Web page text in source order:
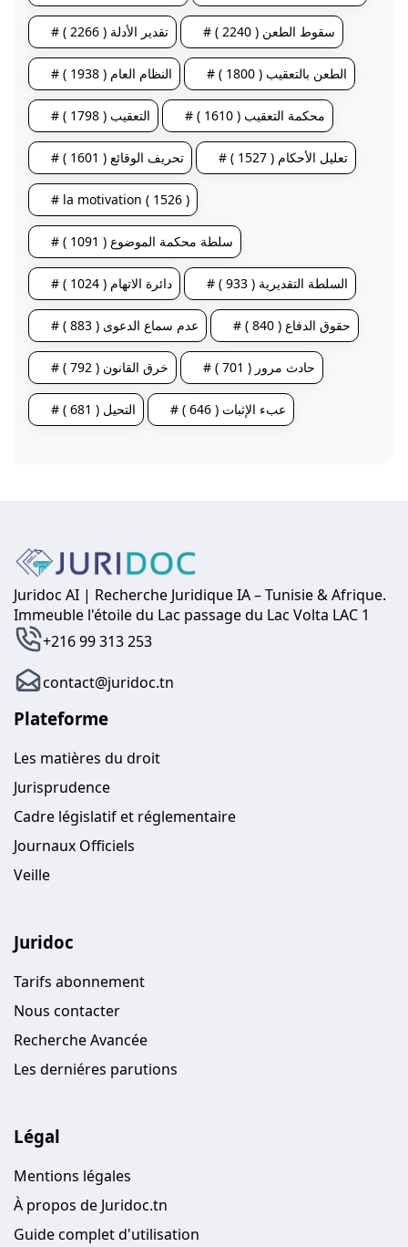
# تقدير الأدلة ( 2266 ) # سقوط الطعن ( 2240 )
# النظام العام ( 1938 ) # الطعن بالتعقيب ( 1800 )
# التعقيب ( 1798 ) # محكمة التعقيب ( 1610 )
# تحريف الوقائع ( 1601 ) # تعليل الأحكام ( 1527 )
# la motivation ( 1526 )
# سلطة محكمة الموضوع ( 1091 )
# دائرة الاتهام ( 1024 ) # السلطة التقديرية ( 933 )
# عدم سماع الدعوى ( 883 ) # حقوق الدفاع ( 840 )
# خرق القانون ( 792 ) # حادث مرور ( 701 )
# التحيل ( 681 ) # عبء الإثبات ( 646 )
Juridoc AI | Recherche Juridique IA – Tunisie & Afrique.
Immeuble l'étoile du Lac passage du Lac Volta LAC 1
+216 99 313 253
contact@juridoc.tn
Plateforme
Les matières du droit
Jurisprudence
Cadre législatif et réglementaire
Journaux Officiels
Veille
Juridoc
Tarifs abonnement
Nous contacter
Recherche Avancée
Les derniéres parutions
Légal
Mentions légales
À propos de Juridoc.tn
Guide complet d'utilisation